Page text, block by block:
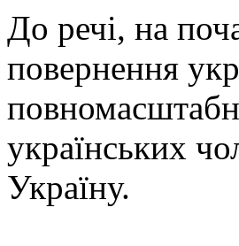
До речі, на
повернення
українських
Україну.